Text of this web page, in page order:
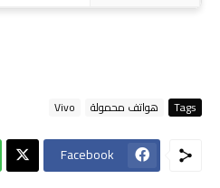
Tags هواتف محمولة Vivo
Facebook